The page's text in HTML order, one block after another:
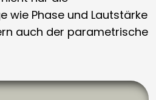
wie Phase und Lautstärke
auch der parametrische